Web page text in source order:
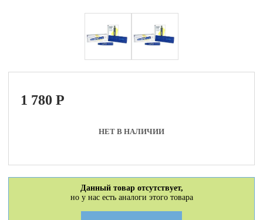
1 780P
НЕТ В НАЛИЧИИ
Данный товар отсутствует,
но у нас есть аналоги этого товара